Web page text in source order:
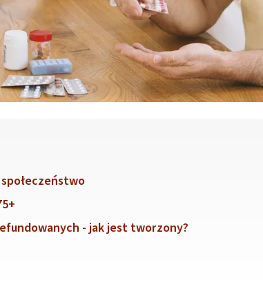
- jak jest tworzony?